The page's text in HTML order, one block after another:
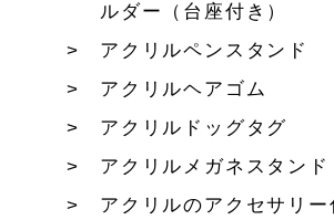
ルダー（台座付き）
アクリルペンスタンド
アクリルヘアゴム
アクリルドッグタグ
アクリルメガネスタンド
アクリルのアクセサリ